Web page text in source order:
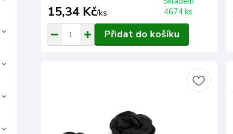
15,34 Kč/ks
4674 ks
Přidat do košíku